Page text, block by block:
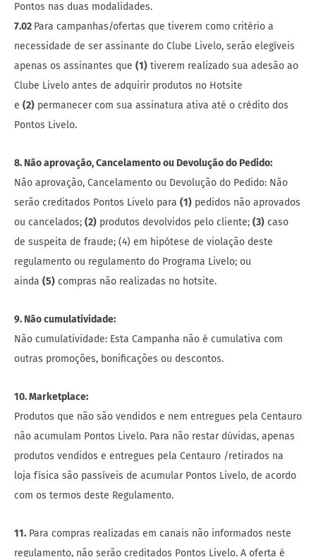
Pontos nas duas modalidades.
7.02 Para campanhas/ofertas que tiverem como critério a
necessidade de ser assinante do Clube Livelo, serão elegíveis
apenas os assinantes que (1) tiverem realizado sua adesão ao
Clube Livelo antes de adquirir produtos no Hotsite
e (2) permanecer com sua assinatura ativa até o crédito dos
Pontos Livelo.
8. Não aprovação, Cancelamento ou Devolução do Pedido:
Não aprovação, Cancelamento ou Devolução do Pedido: Não
serão creditados Pontos Livelo para (1) pedidos não aprovados
ou cancelados; (2) produtos devolvidos pelo cliente; (3) caso
de suspeita de fraude; (4) em hipótese de violação deste
regulamento ou regulamento do Programa Livelo; ou
ainda (5) compras não realizadas no hotsite.
9. Não cumulatividade:
Não cumulatividade: Esta Campanha não é cumulativa com
outras promoções, bonificações ou descontos.
10. Marketplace:
Produtos que não são vendidos e nem entregues pela Centauro
não acumulam Pontos Livelo. Para não restar dúvidas, apenas
produtos vendidos e entregues pela Centauro /retirados na
loja física são passíveis de acumular Pontos Livelo, de acordo
com os termos deste Regulamento.
11. Para compras realizadas em canais não informados neste
regulamento, não serão creditados Pontos Livelo. A oferta é